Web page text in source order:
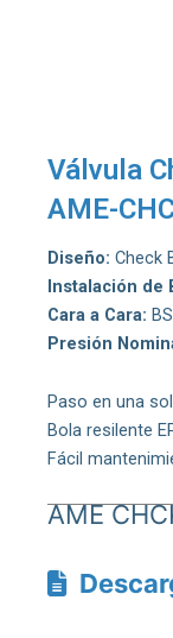
Válvula
AME-
Diseño: Check
Instalación de
Cara a Cara:
Presión
Paso en una
Bola resilente
Fácil
AME